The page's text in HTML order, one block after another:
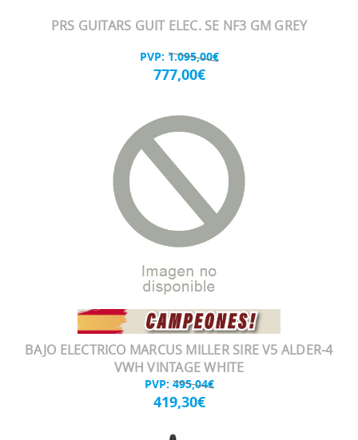
PRS GUITARS GUIT ELEC. SE NF3 GM GREY
PVP: 1.095,00€
777,00€
BAJO ELECTRICO MARCUS MILLER SIRE V5 ALDER-4
VWH VINTAGE WHITE
PVP: 495,04€
419,30€